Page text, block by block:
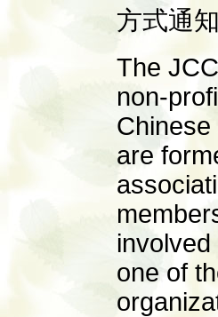
方式通
The
non-
are
one of